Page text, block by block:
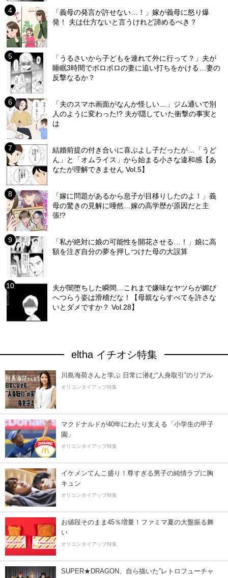
「義母の発言が許せない…！」嫁が義母に怒り爆
発！ 夫は仕方ないと言うけれど諦めるべき？
「うるさいから子どもを連れて外に行って？」夫が
睡眠3時間でボロボロの妻に追い打ちをかける…妻の
反撃なるか？
「夫のスマホ画面がなんか怪しい…」ジム通いで別
人のように変わった!? 夫が隠していた衝撃の事実と
は
結婚前提の付き合いに喜ぶよし子だったが…「うど
ん」と「オムライス」から始まる小さな違和感【あ
なたが理解できません Vol.5】
「嫁に問題があるから息子が目移りしたのよ！」義
母の驚きの見解に唖然…嫁の高学歴が原因だと主
張!?
「私が絶対に娘の可能性を開花させる…！」娘に高
額を注ぎ自分の夢を押しつけた母の大誤算
夫が闇堕ちした瞬間…これまで嫌味なヤツらが媚び
へつらう姿は滑稽だな！【母親ならすべてを許さな
いとダメですか？ Vol.28】
eltha イチオシ特集
川島海荷さんと学ぶ 日常に潜む“人身取引”のリアル
オリコンタイアップ特集
マクドナルドが40年にわたり支える「小学生の甲子
園」
オリコンタイアップ特集
イケメンてんこ盛り！尊すぎる男子の純情ラブに胸
キュン
オリコンタイアップ特集
お値段そのまま45％増量！ファミマ夏の大盤振る舞
い
オリコンタイアップ特集
SUPER★DRAGON、自ら描いた”レトロフューチャ